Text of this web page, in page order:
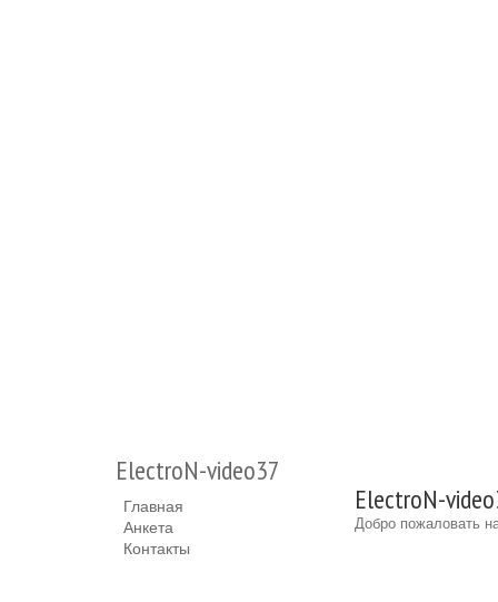
ElectroN-video37
Главная
Анкета
Контакты
ElectroN-
Добро пожаловать